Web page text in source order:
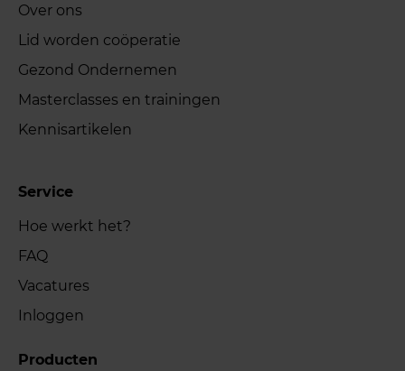
Over ons
Lid worden coöperatie
Gezond Ondernemen
Masterclasses en trainingen
Kennisartikelen
Service
Hoe werkt het?
FAQ
Vacatures
Inloggen
Producten